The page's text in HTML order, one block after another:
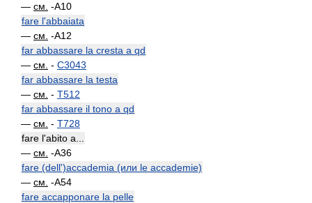
— см. -A10
fare l'abbaiata
— см. -A12
far abbassare la cresta a qd
— см. - C3043
far abbassare la testa
— см. - T512
far abbassare il tono a qd
— см. - T728
fare l'abito a...
— см. -A36
fare (dell')accademia (или le accademie)
— см. -A54
fare accapponare la pelle